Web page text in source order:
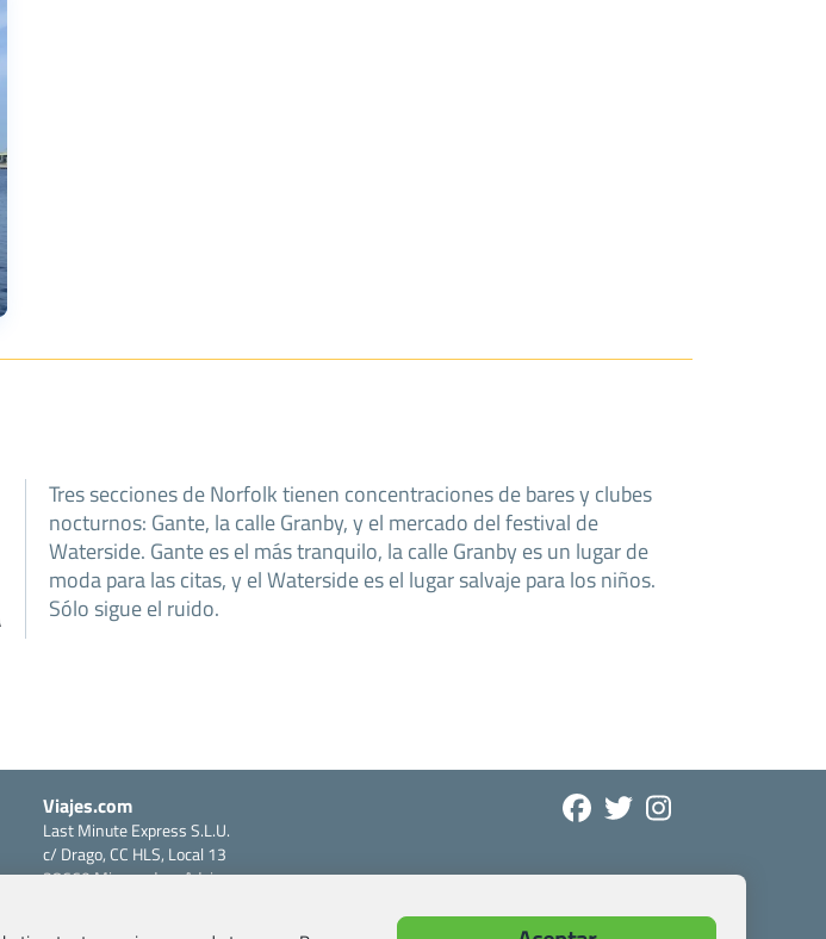
Tres secciones de Norfolk tienen concentraciones de bares y clubes
nocturnos: Gante, la calle Granby, y el mercado del festival de
Waterside. Gante es el más tranquilo, la calle Granby es un lugar de
moda para las citas, y el Waterside es el lugar salvaje para los niños.
Sólo sigue el ruido.
Viajes.com
Last Minute Express S.L.U.
c/ Drago, CC HLS, Local 13
38660 Miraverde – Adeje